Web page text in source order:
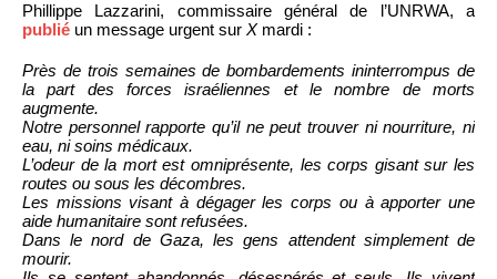
Phillippe Lazzarini, commissaire général de l’UNRWA, a
publié un message urgent sur Xmardi :
Près de trois semaines de bombardements ininterrompus de
la part des forces israéliennes et le nombre de morts
augmente.
Notre personnel rapporte qu’il ne peut trouver ni nourriture, ni
eau, ni soins médicaux.
L’odeur de la mort est omniprésente, les corps gisant sur les
routes ou sous les décombres.
Les missions visant à dégager les corps ou à apporter une
aide humanitaire sont refusées.
Dans le nord de Gaza, les gens attendent simplement de
mourir.